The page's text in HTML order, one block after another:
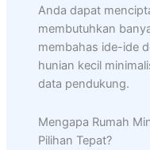
Anda dapat
membutuhkan
membahas ide-ide
hunian kecil
data pendukung.
Mengapa Rumah
Pilihan Tepat?